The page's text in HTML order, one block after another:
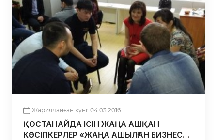
Жарияланған күні: 04.03.2016
ҚОСТАНАЙДА ІСІН ЖАҢА АШҚАН
КӘСІПКЕРЛЕР «ЖАҢА АШЫЛҒАН БИЗНЕСТІ